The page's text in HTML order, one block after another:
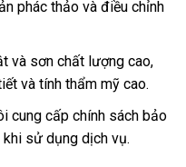
phác thảo và điều chỉnh
và sơn chất lượng cao,
và tính thẩm mỹ cao.
cung cấp chính sách bảo
khi sử dụng dịch vụ.